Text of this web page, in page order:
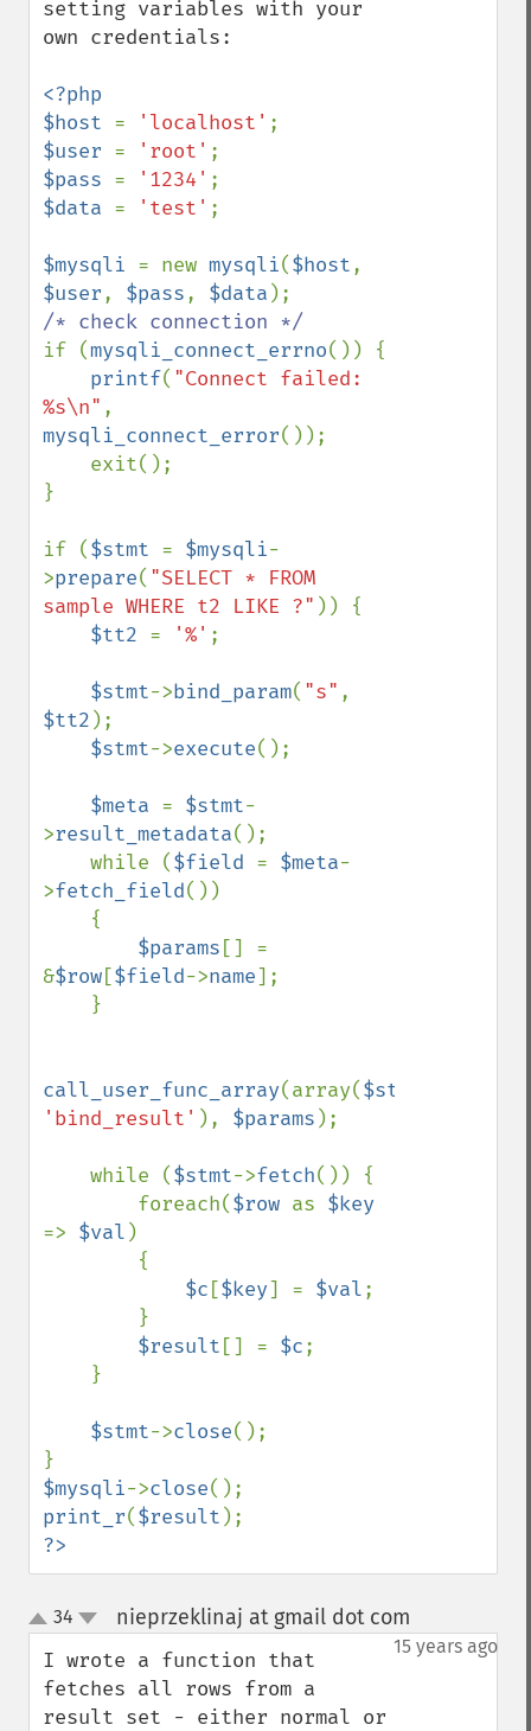
setting variables with your
own credentials:
<?php
$host = 'localhost'
$user = 'root'
$pass = '1234'
$data = 'test' ;
$mysqli = new mysqli($host
$user, $pass, $data
if (mysqli_connect_errno()) {
printf( "Connect failed:
%s\n"
mysqli_connect_error());
}
if ($stmt = $mysqli-
>prepare( "SELECT * FROM
sample WHERE t2 LIKE ?" )) {
$tt2 = '%' ;
$stmt->bind_param( "s"
$tt2 );
$stmt->execute();
$meta = $stmt-
>result_metadata();
    while (
$field = $meta-
>fetch_field())
$params [] =
&$row[$field->name];
call_user_func_array(array($stmt
'bind_result' ), $params );
    while (
$stmt->fetch()) {
        foreach(
$row as
=> $val )
$c [$key] = $val;
$result [] = $c;
$stmt->close();
$mysqli->close
print_r($result
?>
up
down
34 nieprzeklinaj at gmail dot com
15 years ago
I wrote a function that
fetches all rows from a
result set - either normal or